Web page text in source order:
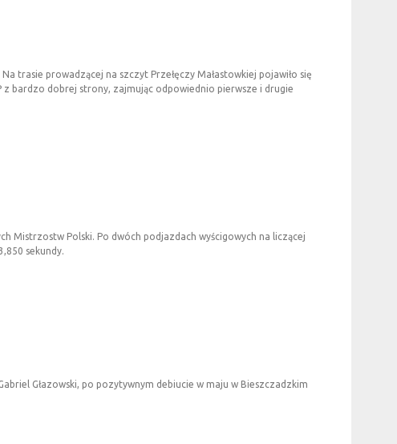
trasie prowadzącej na szczyt Przełęczy Małastowkiej pojawiło się
z bardzo dobrej strony, zajmując odpowiednio pierwsze i drugie
Mistrzostw Polski. Po dwóch podjazdach wyścigowych na liczącej
sekundy.
Głazowski, po pozytywnym debiucie w maju w Bieszczadzkim